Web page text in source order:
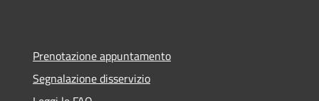
Prenotazione appuntamento
Segnalazione disservizio